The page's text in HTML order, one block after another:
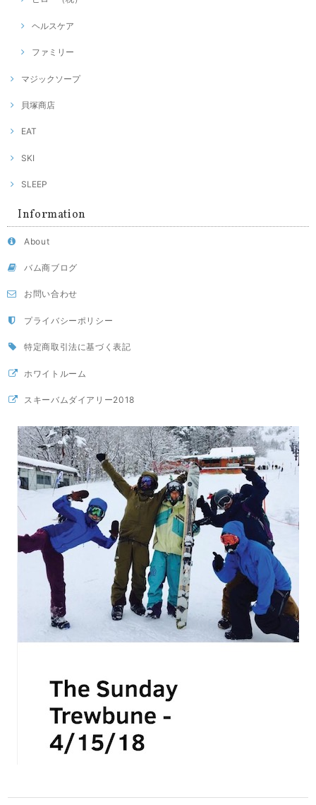
ヘルスケア
ファミリー
マジックソープ
貝塚商店
EAT
SKI
SLEEP
Information
About
バム商ブログ
お問い合わせ
プライバシーポリシー
特定商取引法に基づく表記
ホワイトルーム
スキーバムダイアリー2018